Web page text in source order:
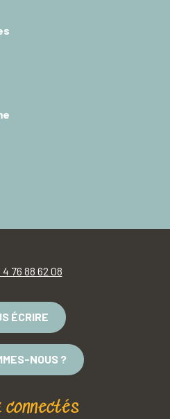
4 76 88 62 08
ÉCRIRE
NOUS ?
connectés